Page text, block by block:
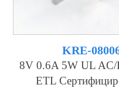
KRE-
8V 0.6A 5W UL AC/
ETL